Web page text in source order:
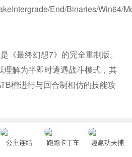
End/Binaries/Win64/
《最终幻想7》的完全重制版。
解为半即时遭遇战斗模式，其
槽进行与回合制相仿的技能攻
公主连结 跑跑卡丁车
趣赢功夫捕